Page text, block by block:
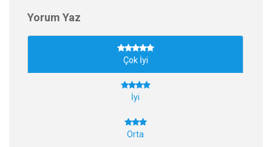
Yorum Yaz
Çok İyi
İyi
Orta